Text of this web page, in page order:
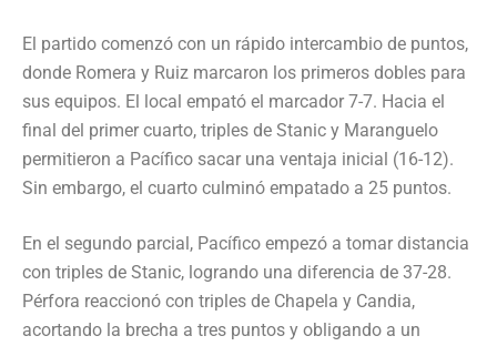
El partido comenzó con un rápido intercambio de puntos,
donde Romera y Ruiz marcaron los primeros dobles para
sus equipos. El local empató el marcador 7-7. Hacia el
final del primer cuarto, triples de Stanic y Maranguelo
permitieron a Pacífico sacar una ventaja inicial (16-12).
Sin embargo, el cuarto culminó empatado a 25 puntos.
En el segundo parcial, Pacífico empezó a tomar distancia
con triples de Stanic, logrando una diferencia de 37-28.
Pérfora reaccionó con triples de Chapela y Candia,
acortando la brecha a tres puntos y obligando a un